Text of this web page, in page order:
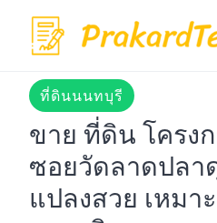
content
ที่ดินนนทบุรี
ขาย ที่ดิน โครง
ซอยวัดลาดปลา
แปลงสวย เหมา